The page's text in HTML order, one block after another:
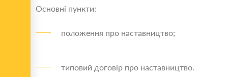
Основні пункти:
положення про наставництво;
типовий договір про наставництво.